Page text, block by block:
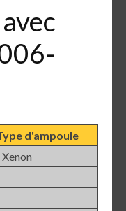
d'ampoule
Xenon